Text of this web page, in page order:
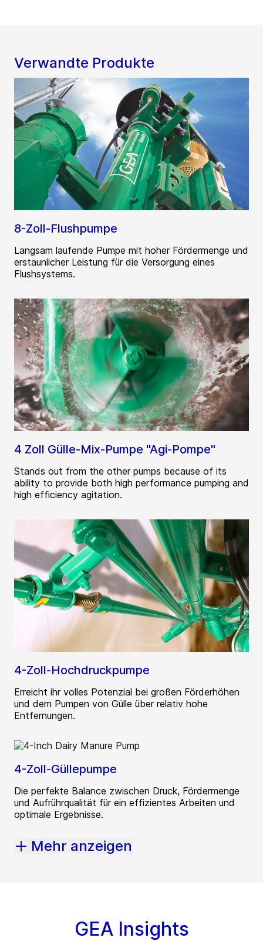
Verwandte Produkte
8-Zoll-Flushpumpe
Langsam laufende Pumpe mit hoher Fördermenge und
erstaunlicher Leistung für die Versorgung eines
Flushsystems.
4 Zoll Gülle-Mix-Pumpe "Agi-Pompe"
Stands out from the other pumps because of its
ability to provide both high performance pumping and
high efficiency agitation.
4-Zoll-Hochdruckpumpe
Erreicht ihr volles Potenzial bei großen Förderhöhen
und dem Pumpen von Gülle über relativ hohe
Entfernungen.
4-Zoll-Güllepumpe
Die perfekte Balance zwischen Druck, Fördermenge
und Aufrührqualität für ein effizientes Arbeiten und
optimale Ergebnisse.
Mehr anzeigen
GEA Insights